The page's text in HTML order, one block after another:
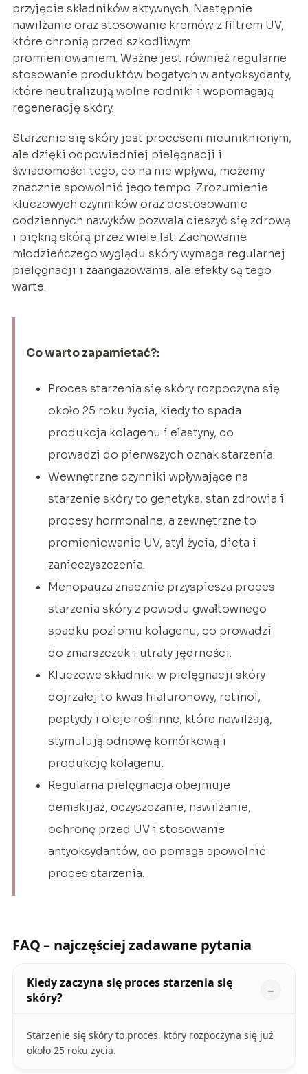
przyjęcie składników aktywnych. Następnie
nawilżanie oraz stosowanie kremów z filtrem UV,
które chronią przed szkodliwym
promieniowaniem. Ważne jest również regularne
stosowanie produktów bogatych w antyoksydanty,
które neutralizują wolne rodniki i wspomagają
regenerację skóry.
Starzenie się skóry jest procesem nieuniknionym,
ale dzięki odpowiedniej pielęgnacji i
świadomości tego, co na nie wpływa, możemy
znacznie spowolnić jego tempo. Zrozumienie
kluczowych czynników oraz dostosowanie
codziennych nawyków pozwala cieszyć się zdrową
i piękną skórą przez wiele lat. Zachowanie
młodzieńczego wyglądu skóry wymaga regularnej
pielęgnacji i zaangażowania, ale efekty są tego
warte.
Co warto zapamietać?:
Proces starzenia się skóry rozpoczyna się
około 25 roku życia, kiedy to spada
produkcja kolagenu i elastyny, co
prowadzi do pierwszych oznak starzenia.
Wewnętrzne czynniki wpływające na
starzenie skóry to genetyka, stan zdrowia i
procesy hormonalne, a zewnętrzne to
promieniowanie UV, styl życia, dieta i
zanieczyszczenia.
Menopauza znacznie przyspiesza proces
starzenia skóry z powodu gwałtownego
spadku poziomu kolagenu, co prowadzi
do zmarszczek i utraty jędrności.
Kluczowe składniki w pielęgnacji skóry
dojrzałej to kwas hialuronowy, retinol,
peptydy i oleje roślinne, które nawilżają,
stymulują odnowę komórkową i
produkcję kolagenu.
Regularna pielęgnacja obejmuje
demakijaż, oczyszczanie, nawilżanie,
ochronę przed UV i stosowanie
antyoksydantów, co pomaga spowolnić
proces starzenia.
FAQ – najczęściej zadawane pytania
Kiedy zaczyna się proces starzenia się
skóry?
Starzenie się skóry to proces, który rozpoczyna się już
około 25 roku życia.